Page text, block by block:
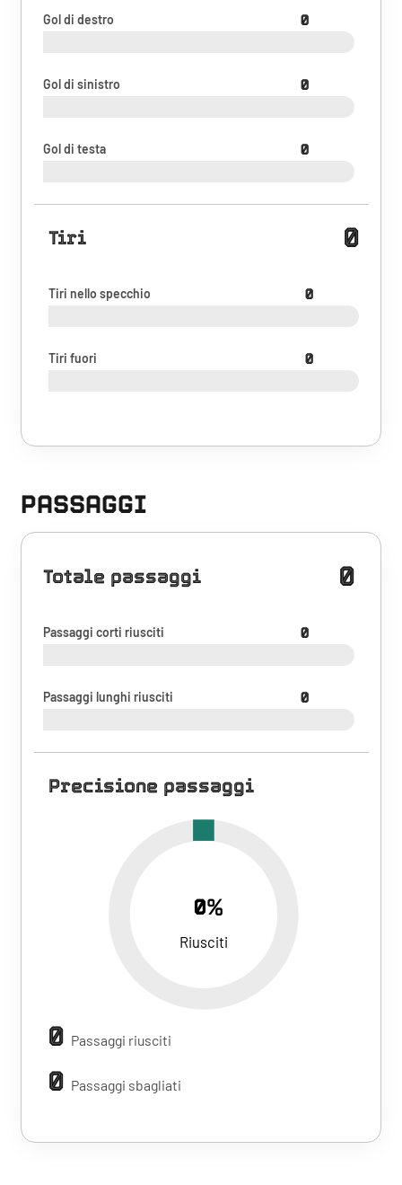
Gol di destro 0
Gol di sinistro 0
Gol di testa 0
Tiri 0
Tiri nello specchio 0
Tiri fuori 0
PASSAGGI
Totale passaggi 0
Passaggi corti riusciti 0
Passaggi lunghi riusciti 0
Precisione passaggi
0%
Riusciti
0 Passaggi riusciti
0 Passaggi sbagliati